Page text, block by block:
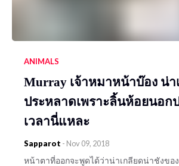
ANIMALS
Murray เจ้าหมาหน้าบ๊อง น่า
ประหลาดเพราะลิ้นห้อยนอก
เวลานี่แหละ
Sapparot - Nov 09, 2018
หน้าตาที่ออกจะพูดได้ว่าน่าเกลียดน่าชังขอ